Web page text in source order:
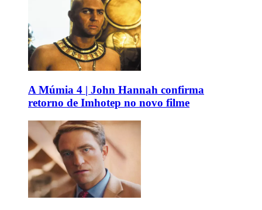
A Múmia 4 | John Hannah confirma
retorno de Imhotep no novo filme